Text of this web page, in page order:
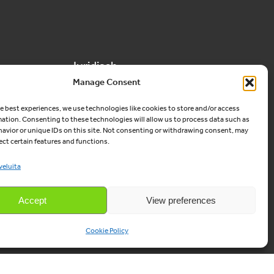
Manage Consent
best experiences, we use technologies like cookies to store and/or access
Consenting to these technologies will allow us to process data such as
or unique IDs on this site. Not consenting or withdrawing consent, may
certain features and functions.
Accept View preferences
Cookie Policy
Juridisch
Privacy